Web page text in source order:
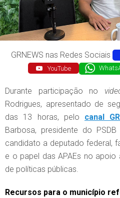
GRNEWS nas Redes Sociais
YouTube
Durante participação no
Rodrigues, apresentado de
das 13 horas, pelo canal
Barbosa, presidente do
candidato a deputado federal,
e o papel das APAEs no
de políticas públicas.
Recursos para o município